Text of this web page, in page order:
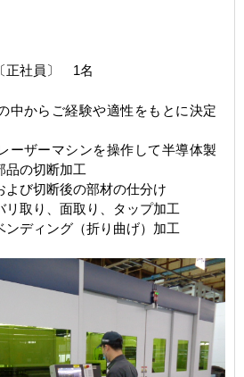
正社員〕 1名
らご経験や適性をもとに決定
ンを操作して半導体製
品の切断加工
の部材の仕分け
取り、タップ加工
（折り曲げ）加工